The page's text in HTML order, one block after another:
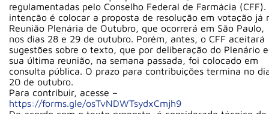
regulamentadas pelo Conselho Federal de Farmácia (CFF).
intenção é colocar a proposta de resolução em votação já
Reunião Plenária de Outubro, que ocorrerá em São Paulo,
nos dias 28 e 29 de outubro. Porém, antes, o CFF aceitará
sugestões sobre o texto, que por deliberação do Plenário
sua última reunião, na semana passada, foi colocado em
consulta pública. O prazo para contribuições termina no
20 de outubro.
Para contribuir, acesse –
https://forms.gle/osTvNDWTsydxCmjh9